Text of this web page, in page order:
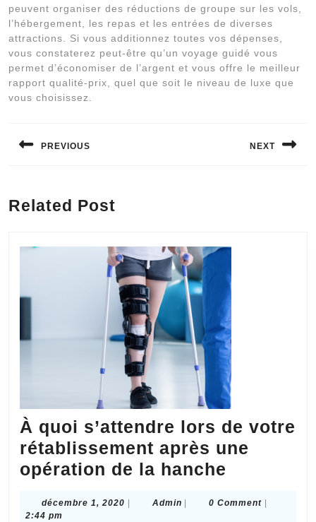
peuvent organiser des réductions de groupe sur les vols,
l’hébergement, les repas et les entrées de diverses
attractions. Si vous additionnez toutes vos dépenses,
vous constaterez peut-être qu’un voyage guidé vous
permet d’économiser de l’argent et vous offre le meilleur
rapport qualité-prix, quel que soit le niveau de luxe que
vous choisissez.
de
PREVIOUS
post:
NEXT
Related Post
À quoi s’attendre lors de votre
rétablissement après une
opération de la hanche
s’attendre
décembre 1, 2020 décembre
AdminAdmin0 Comment
2:44 pm